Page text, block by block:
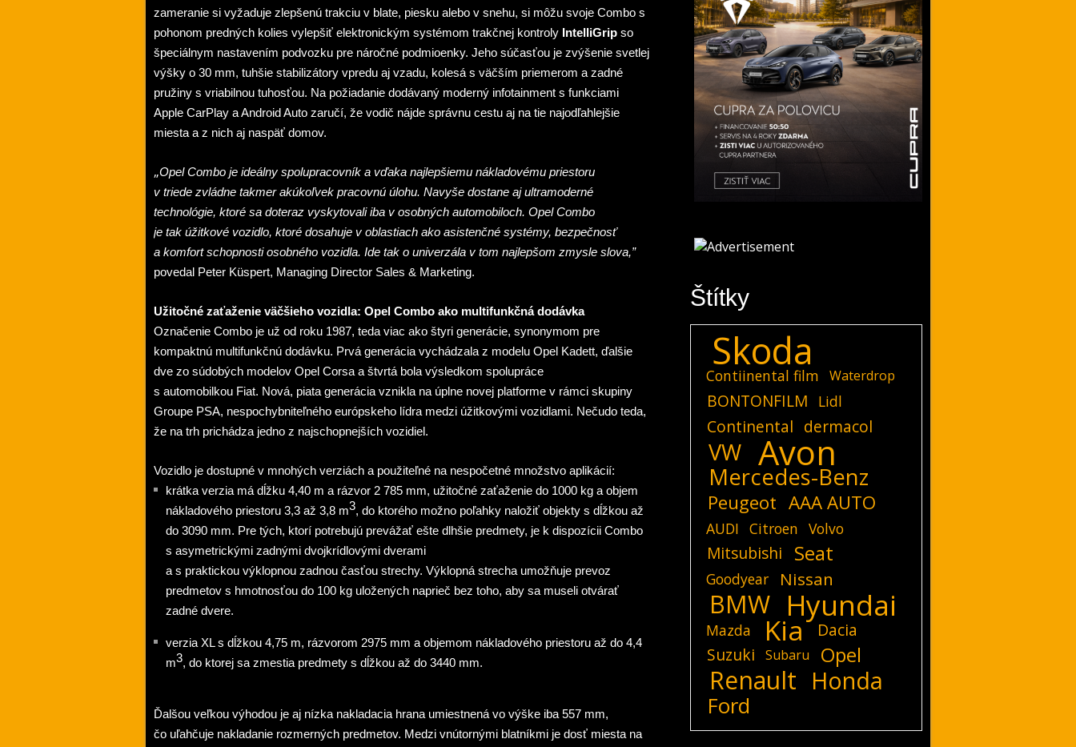
zameranie si vyžaduje zlepšenú trakciu v blate, piesku alebo v snehu, si môžu svoje Combo s
pohonom predných kolies vylepšiť elektronickým systémom trakčnej kontroly IntelliGrip so
špeciálnym nastavením podvozku pre náročné podmioenky. Jeho súčasťou je zvýšenie svetlej
výšky o 30 mm, tuhšie stabilizátory vpredu aj vzadu, kolesá s väčším priemerom a zadné
pružiny s vriabilnou tuhosťou. Na požiadanie dodávaný moderný infotainment s funkciami
Apple CarPlay a Android Auto zaručí, že vodič nájde správnu cestu aj na tie najodľahlejšie
miesta a z nich aj naspäť domov.
„Opel Combo je ideálny spolupracovník a vďaka najlepšiemu nákladovému priestoru
v triede zvládne takmer akúkoľvek pracovnú úlohu. Navyše dostane aj ultramoderné
technológie, ktoré sa doteraz vyskytovali iba v osobných automobiloch. Opel Combo
je tak úžitkové vozidlo, ktoré dosahuje v oblastiach ako asistenčné systémy, bezpečnosť
a komfort schopnosti osobného vozidla. Ide tak o univerzála v tom najlepšom zmysle slova,”
povedal Peter Küspert, Managing Director Sales & Marketing.
Užitočné zaťaženie väčšieho vozidla: Opel Combo ako multifunkčná dodávka
Označenie Combo je už od roku 1987, teda viac ako štyri generácie, synonymom pre
kompaktnú multifunkčnú dodávku. Prvá generácia vychádzala z modelu Opel Kadett, ďalšie
dve zo súdobých modelov Opel Corsa a štvrtá bola výsledkom spolupráce
s automobilkou Fiat. Nová, piata generácia vznikla na úplne novej platforme v rámci skupiny
Groupe PSA, nespochybniteľného európskeho lídra medzi úžitkovými vozidlami. Nečudo teda,
že na trh prichádza jedno z najschopnejších vozidiel.
Vozidlo je dostupné v mnohých verziách a použiteľné na nespočetné množstvo aplikácií:
krátka verzia má dĺžku 4,40 m a rázvor 2 785 mm, užitočné zaťaženie do 1000 kg a objem
nákladového priestoru 3,3 až 3,8 m3, do ktorého možno poľahky naložiť objekty s dĺžkou až
do 3090 mm. Pre tých, ktorí potrebujú prevážať ešte dlhšie predmety, je k dispozícii Combo
s asymetrickými zadnými dvojkrídlovými dverami
a s praktickou výklopnou zadnou časťou strechy. Výklopná strecha umožňuje prevoz
predmetov s hmotnosťou do 100 kg uložených naprieč bez toho, aby sa museli otvárať
zadné dvere.
verzia XL s dĺžkou 4,75 m, rázvorom 2975 mm a objemom nákladového priestoru až do 4,4
m3, do ktorej sa zmestia predmety s dĺžkou až do 3440 mm.
Ďalšou veľkou výhodou je aj nízka nakladacia hrana umiestnená vo výške iba 557 mm,
čo uľahčuje nakladanie rozmerných predmetov. Medzi vnútornými blatníkmi je dosť miesta na
Štítky
Skoda
Contiinental film Waterdrop
BONTONFILM Lidl
Continental dermacol
VW Avon
Mercedes-Benz
Peugeot AAA AUTO
AUDI Citroen Volvo
Mitsubishi Seat
Goodyear Nissan
BMW Hyundai
Mazda Kia
Dacia
Suzuki
Subaru Opel
Renault Honda
Ford